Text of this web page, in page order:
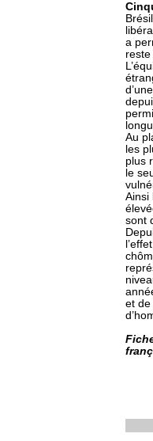
a
Au
les
plus
le
Ainsi
sont
et de